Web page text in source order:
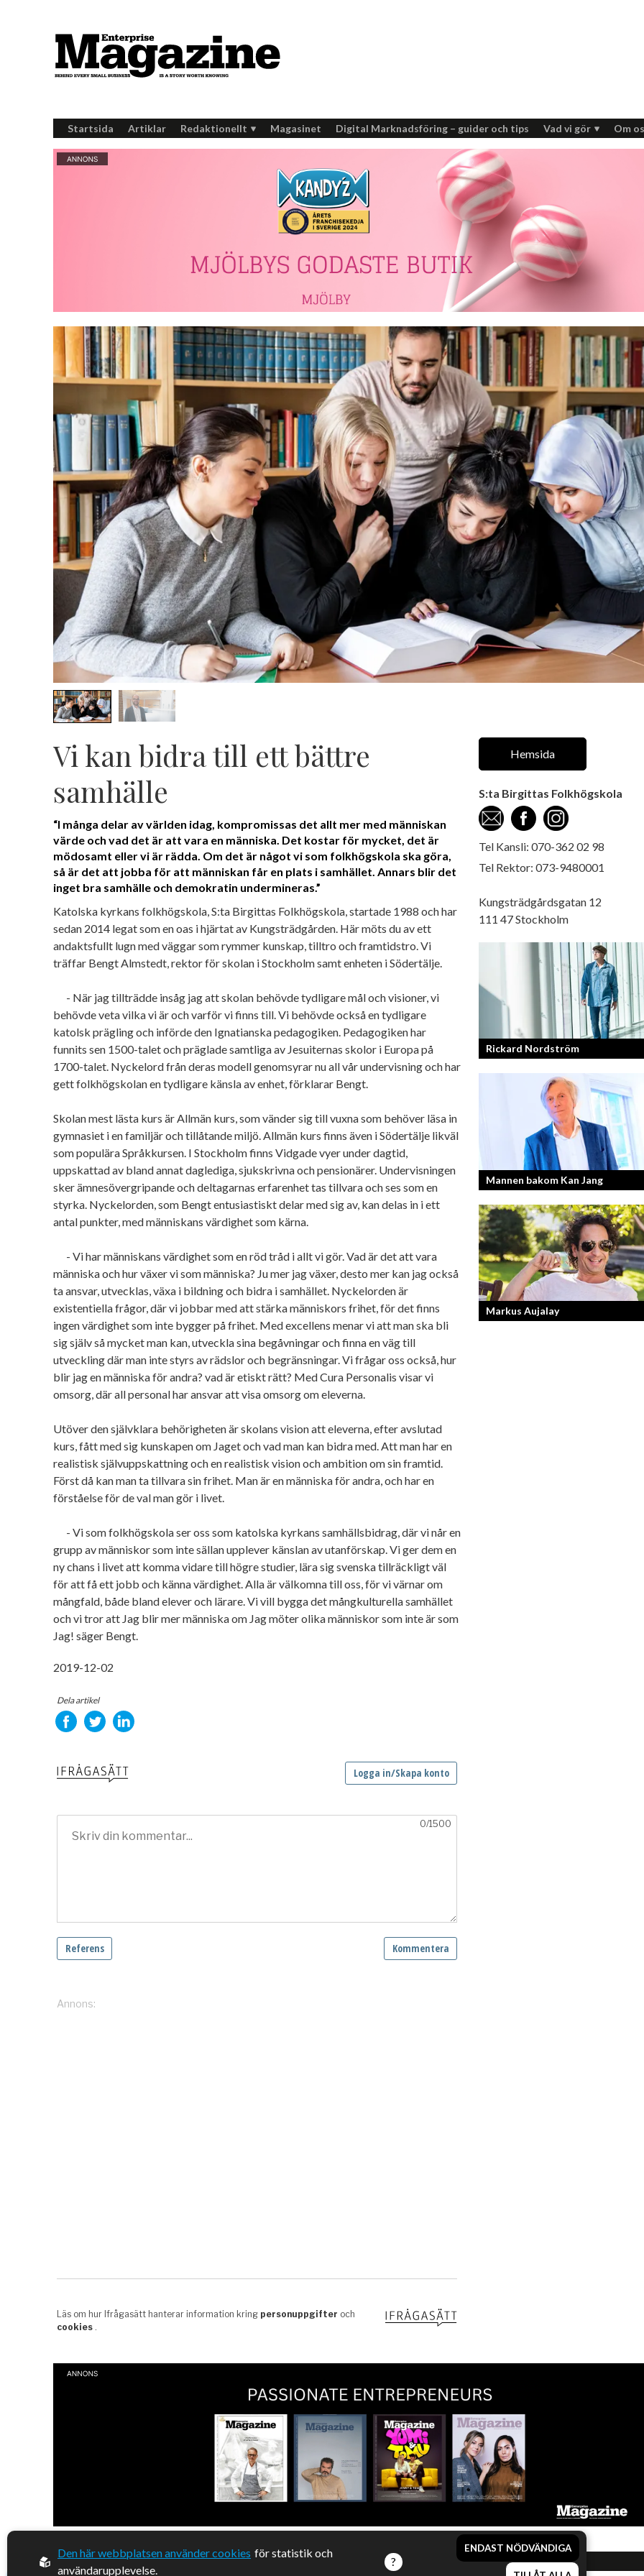
Startsida Artiklar Redaktionellt Magasinet Digital Marknadsföring – guider och tips Vad vi gör Om
Vi kan bidra till ett bättre
samhälle
“I många delar av världen idag, kompromissas det allt mer med människan
värde och vad det är att vara en människa. Det kostar för mycket, det är
mödosamt eller vi är rädda. Om det är något vi som folkhögskola ska göra,
så är det att jobba för att människan får en plats i samhället. Annars blir det
inget bra samhälle och demokratin undermineras.”
Katolska kyrkans folkhögskola, S:ta Birgittas Folkhögskola, startade 1988 och har
sedan 2014 legat som en oas i hjärtat av Kungsträdgården. Här möts du av ett
andaktsfullt lugn med väggar som rymmer kunskap, tilltro och framtidstro. Vi
träffar Bengt Almstedt, rektor för skolan i Stockholm samt enheten i Södertälje.
- När jag tillträdde insåg jag att skolan behövde tydligare mål och visioner, vi
behövde veta vilka vi är och varför vi finns till. Vi behövde också en tydligare
katolsk prägling och införde den Ignatianska pedagogiken. Pedagogiken har
funnits sen 1500-talet och präglade samtliga av Jesuiternas skolor i Europa på
1700-talet. Nyckelord från deras modell genomsyrar nu all vår undervisning och har
gett folkhögskolan en tydligare känsla av enhet, förklarar Bengt.
Skolan mest lästa kurs är Allmän kurs, som vänder sig till vuxna som behöver läsa in
gymnasiet i en familjär och tillåtande miljö. Allmän kurs finns även i Södertälje likväl
som populära Språkkursen. I Stockholm finns Vidgade vyer under dagtid,
uppskattad av bland annat daglediga, sjukskrivna och pensionärer. Undervisningen
sker ämnesövergripande och deltagarnas erfarenhet tas tillvara och ses som en
styrka. Nyckelorden, som Bengt entusiastiskt delar med sig av, kan delas in i ett
antal punkter, med människans värdighet som kärna.
- Vi har människans värdighet som en röd tråd i allt vi gör. Vad är det att vara
människa och hur växer vi som människa? Ju mer jag växer, desto mer kan jag också
ta ansvar, utvecklas, växa i bildning och bidra i samhället. Nyckelorden är
existentiella frågor, där vi jobbar med att stärka människors frihet, för det finns
ingen värdighet som inte bygger på frihet. Med excellens menar vi att man ska bli
sig själv så mycket man kan, utveckla sina begåvningar och finna en väg till
utveckling där man inte styrs av rädslor och begränsningar. Vi frågar oss också, hur
blir jag en människa för andra? vad är etiskt rätt? Med Cura Personalis visar vi
omsorg, där all personal har ansvar att visa omsorg om eleverna.
Utöver den självklara behörigheten är skolans vision att eleverna, efter avslutad
kurs, fått med sig kunskapen om Jaget och vad man kan bidra med. Att man har en
realistisk självuppskattning och en realistisk vision och ambition om sin framtid.
Först då kan man ta tillvara sin frihet. Man är en människa för andra, och har en
förståelse för de val man gör i livet.
- Vi som folkhögskola ser oss som katolska kyrkans samhällsbidrag, där vi når en
grupp av människor som inte sällan upplever känslan av utanförskap. Vi ger dem en
ny chans i livet att komma vidare till högre studier, lära sig svenska tillräckligt väl
för att få ett jobb och känna värdighet. Alla är välkomna till oss, för vi värnar om
mångfald, både bland elever och lärare. Vi vill bygga det mångkulturella samhället
och vi tror att Jag blir mer människa om Jag möter olika människor som inte är som
Jag! säger Bengt.
2019-12-02
Dela artikel
Hemsida
S:ta Birgittas Folkhögskola
Tel Kansli: 070-362 02 98
Tel Rektor: 073-9480001
Kungsträdgårdsgatan 12
111 47 Stockholm
Rickard Nordström
Läraren som omfamnar sociala
Mannen bakom Kan Jang
Georg Wikman är grundaren bakom
hälsopreparaten Arctic Root, Kan
Chisan och nya Adapt-serien.
Markus Aujalay
© 2026, Enterprise Magazine
Den här webbplatsen använder cookies för statistik och
användarupplevelse.
ENDAST NÖDVÄNDIGA